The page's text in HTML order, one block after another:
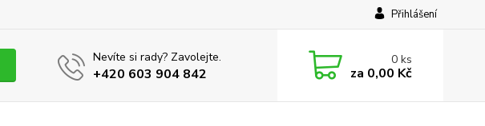
Přihlášení
Nevíte si rady? Zavolejte.
+420 603 904 842
0ks
za 0,00 Kč